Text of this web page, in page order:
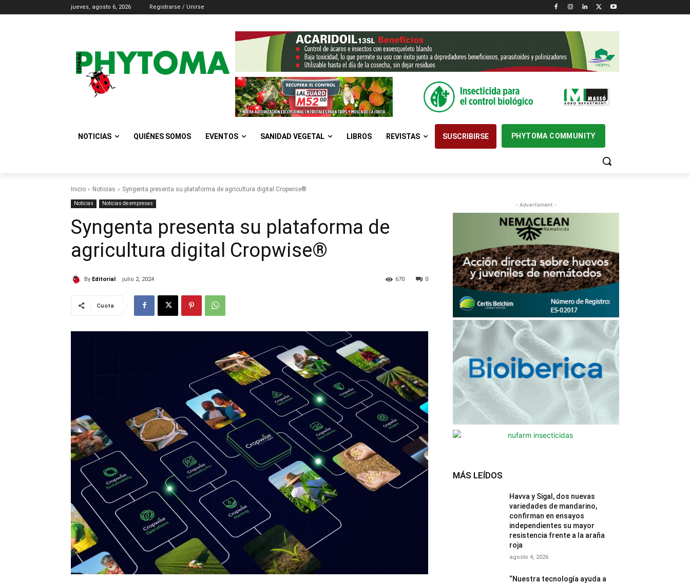
jueves, agosto 6, 2026 Registrarse / Unirse
NOTICIAS QUIÉNES SOMOS EVENTOS SANIDAD VEGETAL LIBROS REVISTAS SUSCRIBIRSE PHYTOMA COMMUNITY
Inicio Noticias Syngenta presenta su plataforma de agricultura digital Cropwise®
Noticias Noticias de empresas
Syngenta presenta su plataforma de
agricultura digital Cropwise®
By Editorial julio 2, 2024 0
670
Cuota
- Advertisment -
MÁS LEÍDOS
Havva y Sigal, dos nuevas
variedades de mandarino,
confirman en ensayos
independientes su mayor
resistencia frente a la araña
roja
agosto 4, 2026
“Nuestra tecnología ayuda a